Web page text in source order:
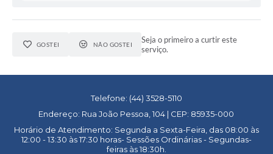
GOSTEI NÃO GOSTEI
Seja o primeiro a curtir este
serviço.
Telefone: (44) 3528-5110
Endereço: Rua João Pessoa, 104 | CEP: 85935-000
Horário de Atendimento: Segunda a Sexta-Feira, das 08:00 às
12:00 - 13:30 às 17:30 horas- Sessões Ordinárias - Segundas-
feiras às 18:30h.